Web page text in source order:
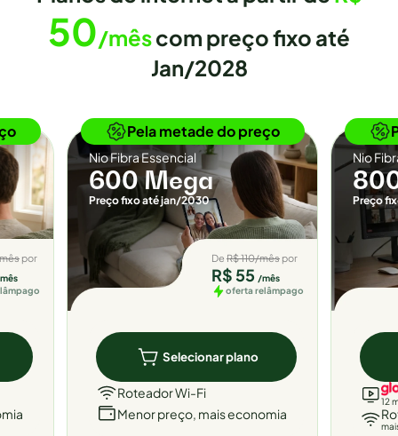
50/mêscom preço fixo até
Jan/2028
por
Novidade
Nio Fibra Essencial
600 Mega
Preço fixo até jan/2030
De R$ 110/mês por
R$ 55 /mês
oferta relâmpago
Selecionar plano
Roteador Wi-Fi
Menor preço, mais economia
Pela metade do preço
Nio
Preço
12